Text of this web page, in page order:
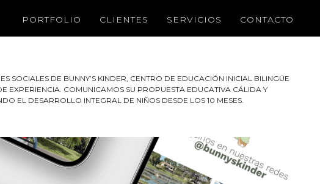
PORTFOLIO CLIENTES SERVICIOS CONTACTO
SOCIALES DE BUNNY’S KINDER, CENTRO DE EDUCACIÓN INICIAL BILINGÜE
EXPERIENCIA. COMUNICAMOS SU PROPUESTA EDUCATIVA CÁLIDA Y
EL DESARROLLO INTEGRAL DE NIÑOS DESDE LOS 10 MESES.